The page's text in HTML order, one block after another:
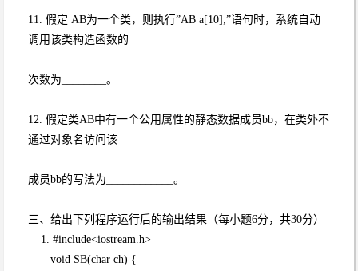
11. 假定 AB为一个类，则执行”AB a[10];”语句时，系统自动
调用该类构造函数的
次数为________。
12. 假定类AB中有一个公用属性的静态数据成员bb，在类外不
通过对象名访问该
成员bb的写法为____________。
三、给出下列程序运行后的输出结果（每小题6分，共30分）
1. #include<iostream.h>
void SB(char ch) {